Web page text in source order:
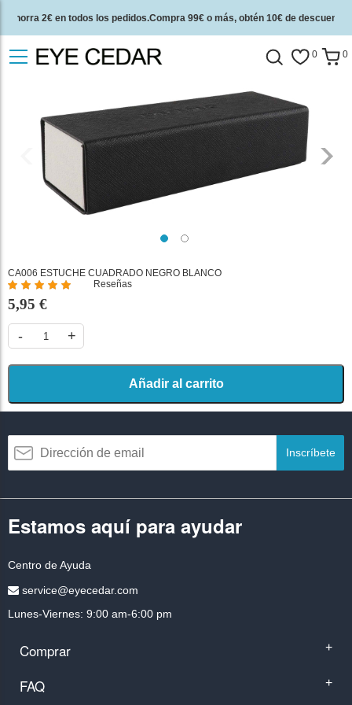
Ahorra 2€ en todos los pedidos.Compra 99€ o más, obtén 10€ de descuento.
2 años de garantía de calidad y 30 días de garantía de devolución del dinero.
0 0
CA006 ESTUCHE CUADRADO NEGRO BLANCO
%
of
100
Reseñas
5,95 €
- +
Añadir al carrito
Inscríbete
Estamos aquí para ayudar
Centro de Ayuda
service@eyecedar.com
Lunes-Viernes: 9:00 am-6:00 pm
Comprar +
FAQ +